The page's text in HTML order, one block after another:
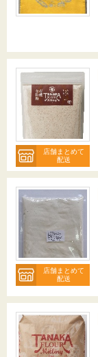
店舗まとめて
配送
店舗まとめて
配送